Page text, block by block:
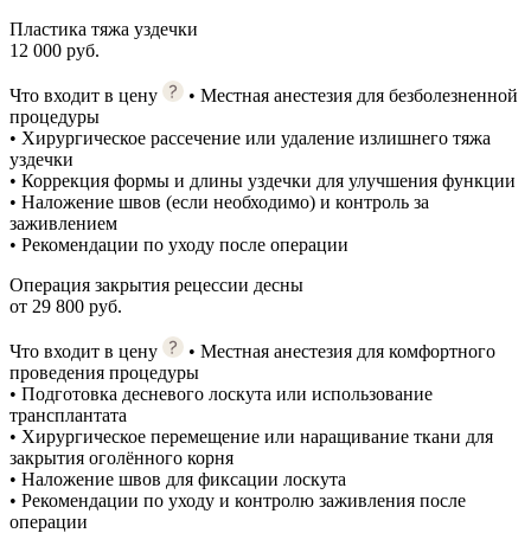
Пластика тяжа уздечки
12 000 руб.
Что входит в цену
• Местная анестезия для безболезненной
процедуры
• Хирургическое рассечение или удаление излишнего тяжа
уздечки
• Коррекция формы и длины уздечки для улучшения функции
• Наложение швов (если необходимо) и контроль за
заживлением
• Рекомендации по уходу после операции
Операция закрытия рецессии десны
от 29 800 руб.
Что входит в цену
• Местная анестезия для комфортного
проведения процедуры
• Подготовка десневого лоскута или использование
трансплантата
• Хирургическое перемещение или наращивание ткани для
закрытия оголённого корня
• Наложение швов для фиксации лоскута
• Рекомендации по уходу и контролю заживления после
операции